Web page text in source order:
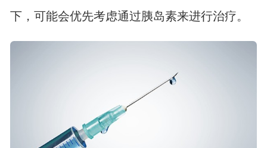
下，可能会优先考虑通过胰岛素来进行治疗。